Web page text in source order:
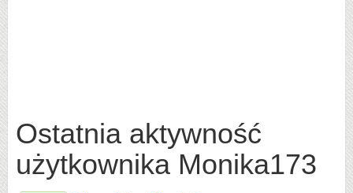
Ostatnia aktywność
użytkownika Monika173